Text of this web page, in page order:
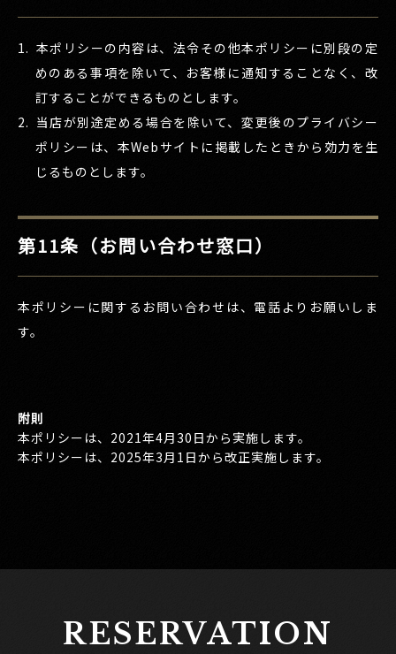
本ポリシーの内容は、法令その他本ポリシーに別段の定
めのある事項を除いて、お客様に通知することなく、改
訂することができるものとします。
当店が別途定める場合を除いて、変更後のプライバシー
ポリシーは、本Webサイトに掲載したときから効力を生
じるものとします。
第11条（お問い合わせ窓口）
本ポリシーに関するお問い合わせは、電話よりお願いしま
す。
附則
本ポリシーは、2021年4月30日から実施します。
本ポリシーは、2025年3月1日から改正実施します。
RESERVATION